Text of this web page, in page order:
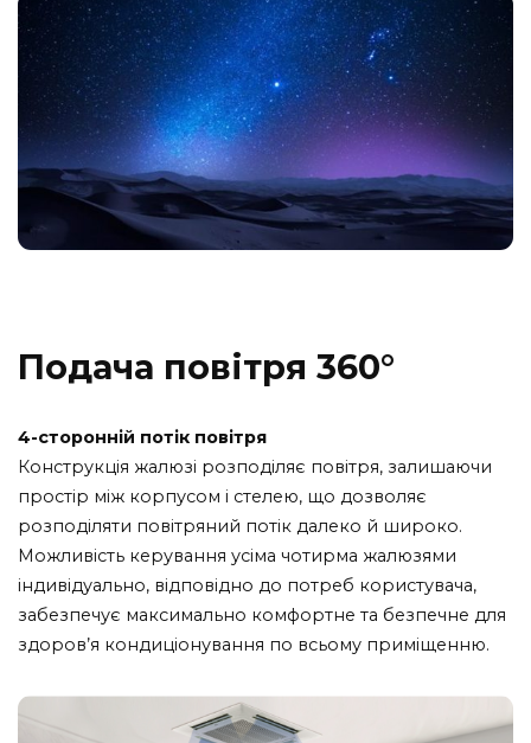
Подача повітря 360°
4-сторонній потік повітря
Конструкція жалюзі розподіляє повітря, залишаючи
простір між корпусом і стелею, що дозволяє
розподіляти повітряний потік далеко й широко.
Можливість керування усіма чотирма жалюзями
індивідуально, відповідно до потреб користувача,
забезпечує максимально комфортне та безпечне для
здоров’я кондиціонування по всьому приміщенню.